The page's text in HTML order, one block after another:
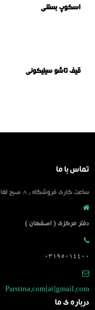
اسکوپ بستنی
قیف تاشو سیلیکونی
تماس با ما
ساعت کاری فروشگاه : 8 صبح لغایت 3 بعدازظهر
دفتر مرکزی ( اصفهان )
03195014400
Parstina.com[at]gmail.com
درباره ی ما